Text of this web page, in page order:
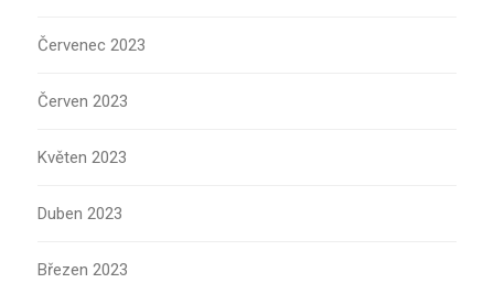
Červenec 2023
Červen 2023
Květen 2023
Duben 2023
Březen 2023